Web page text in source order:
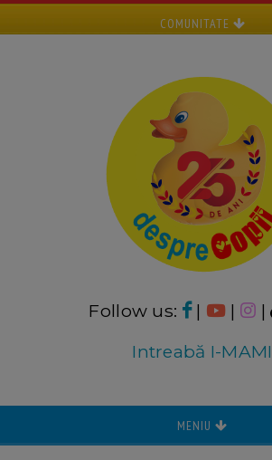
COMUNITATE
Follow us: | | |
Intreabă I-MAMI
MENIU